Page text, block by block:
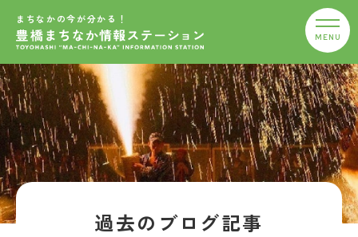
まちなかの今が分かる！
過去のブログ記事